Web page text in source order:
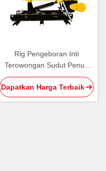
Rig Pengeboran Inti
Terowongan Sudut Penuh
Hidraulik Cerdas Seri JKD
Dapatkan Harga Terbaik